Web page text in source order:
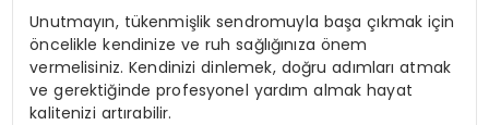
Unutmayın, tükenmişlik sendromuyla başa çıkmak için
öncelikle kendinize ve ruh sağlığınıza önem
vermelisiniz. Kendinizi dinlemek, doğru adımları atmak
ve gerektiğinde profesyonel yardım almak hayat
kalitenizi artırabilir.